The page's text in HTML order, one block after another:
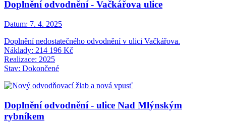
Doplnění odvodnění - Vačkářova ulice
Datum: 7. 4. 2025
Doplnění nedostatečného odvodnění v ulici Vačkářova.
Náklady: 214 196 Kč
Realizace: 2025
Stav: Dokončené
Doplnění odvodnění - ulice Nad Mlýnským
rybníkem